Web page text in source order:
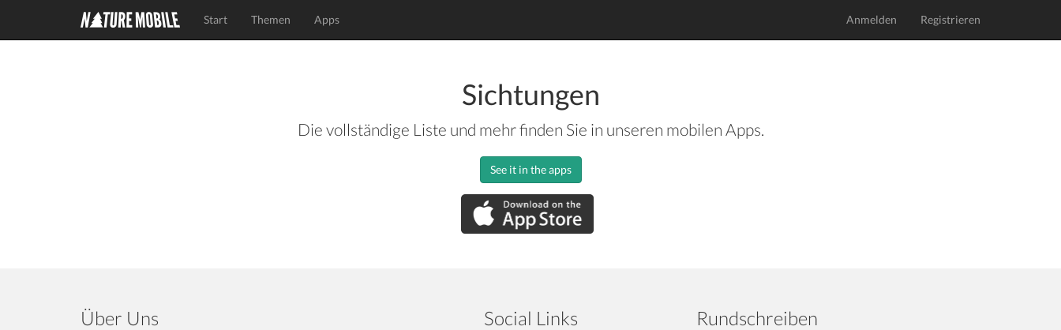
Start Themen Apps Anmelden Registrieren
Sichtungen
Die vollständige Liste und mehr finden Sie in unseren mobilen Apps.
See it in the apps
Über Uns Social Links Rundschreiben